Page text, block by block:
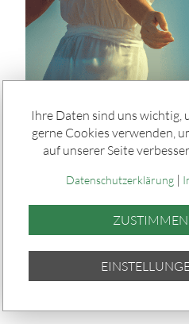
Spiele & Gewinner / Spiele
Sommerglück im
dabei – auch im
Mit den Sommerglück
während der Urlaubszeit im
automatisch tippen und bei
– bequem per Quicktipp mit
Ihre Daten sind uns wichtig,
gerne Cookies verwenden,
auf unserer Seite
Datenschutzerklärung|
ZUSTIMMEN